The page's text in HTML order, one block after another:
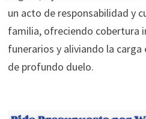
un acto de responsabilidad y
familia, ofreciendo cobertura
funerarios y aliviando la
de profundo duelo.